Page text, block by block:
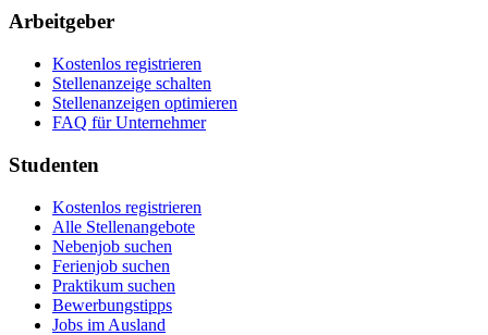
Arbeitgeber
Kostenlos registrieren
Stellenanzeige schalten
Stellenanzeigen optimieren
FAQ für Unternehmer
Studenten
Kostenlos registrieren
Alle Stellenangebote
Nebenjob suchen
Ferienjob suchen
Praktikum suchen
Bewerbungstipps
Jobs im Ausland